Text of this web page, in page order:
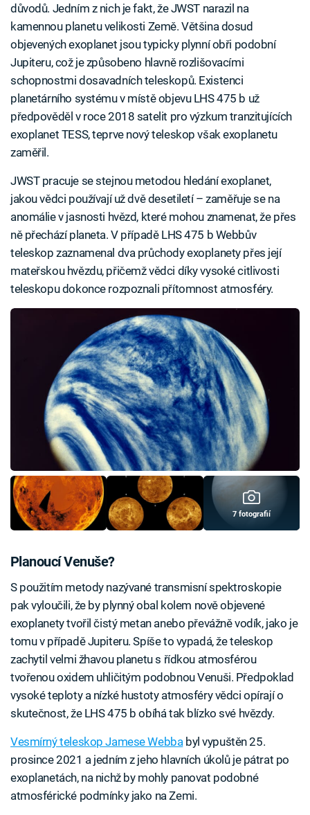
důvodů. Jedním z nich je fakt, že JWST narazil na
kamennou planetu velikosti Země. Většina dosud
objevených exoplanet jsou typicky plynní obři podobní
Jupiteru, což je způsobeno hlavně rozlišovacími
schopnostmi dosavadních teleskopů. Existenci
planetárního systému v místě objevu LHS 475 b už
předpověděl v roce 2018 satelit pro výzkum tranzitujících
exoplanet TESS, teprve nový teleskop však exoplanetu
zaměřil.
JWST pracuje se stejnou metodou hledání exoplanet,
jakou vědci používají už dvě desetiletí – zaměřuje se na
anomálie v jasnosti hvězd, které mohou znamenat, že přes
ně přechází planeta. V případě LHS 475 b Webbův
teleskop zaznamenal dva průchody exoplanety přes její
mateřskou hvězdu, přičemž vědci díky vysoké citlivosti
teleskopu dokonce rozpoznali přítomnost atmosféry.
7 fotografií
Planoucí Venuše?
S použitím metody nazývané transmisní spektroskopie
pak vyloučili, že by plynný obal kolem nově objevené
exoplanety tvořil čistý metan anebo převážně vodík, jako je
tomu v případě Jupiteru. Spíše to vypadá, že teleskop
zachytil velmi žhavou planetu s řídkou atmosférou
tvořenou oxidem uhličitým podobnou Venuši. Předpoklad
vysoké teploty a nízké hustoty atmosféry vědci opírají o
skutečnost, že LHS 475 b obíhá tak blízko své hvězdy.
Vesmírný teleskop Jamese Webba byl vypuštěn 25.
prosince 2021 a jedním z jeho hlavních úkolů je pátrat po
exoplanetách, na nichž by mohly panovat podobné
atmosférické podmínky jako na Zemi.